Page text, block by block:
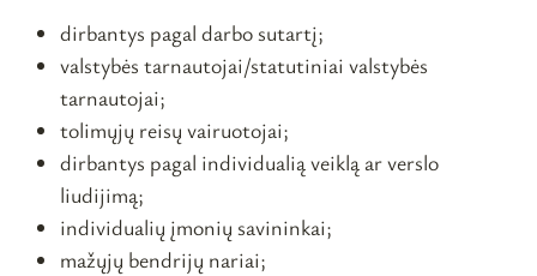
dirbantys pagal darbo sutartį;
valstybės tarnautojai/statutiniai valstybės
tarnautojai;
tolimųjų reisų vairuotojai;
dirbantys pagal individualią veiklą ar verslo
liudijimą;
individualių įmonių savininkai;
mažųjų bendrijų nariai;